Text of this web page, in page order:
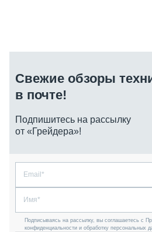
Свежие обзоры
в почте!
Подпишитесь на рассылку
от «Грейдера»!
Подписываясь на рассылку, вы соглашаетесь с
конфиденциальности и обработку персональных